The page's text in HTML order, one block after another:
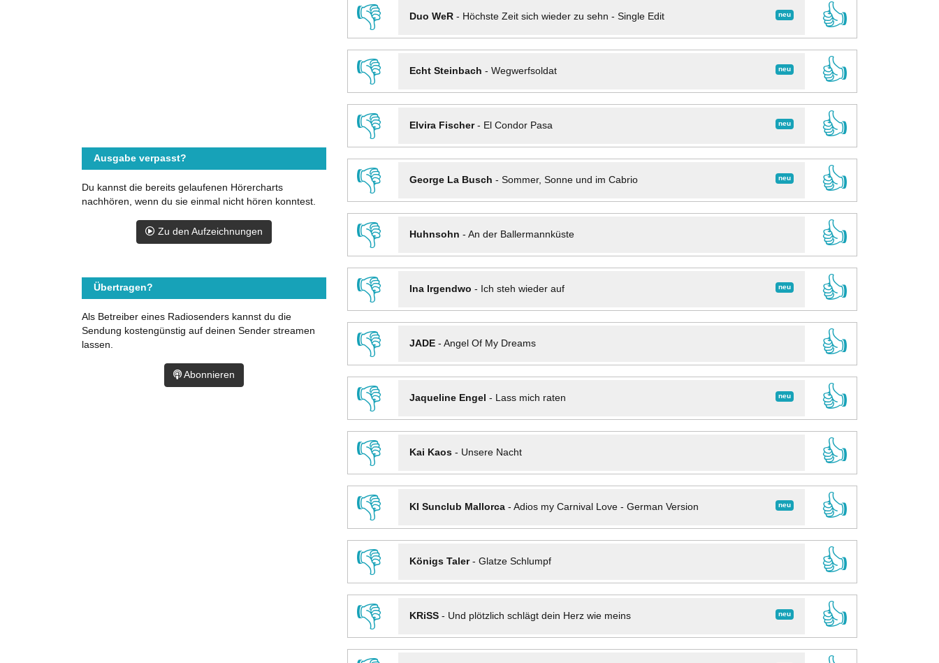
👎
neu
Duo WeR- Höchste Zeit sich wieder zu sehn - Single Edit
👍
👎
neu
Echt Steinbach - Wegwerfsoldat
👍
👎
neu
Elvira Fischer- El Condor Pasa
👍
👎
neu
George La Busch - Sommer, Sonne und im Cabrio
👍
👎
Huhnsohn - An der Ballermannküste
👍
👎
neu
Ina Irgendwo - Ich steh wieder auf
👍
👎
JADE- Angel Of My Dreams
👍
👎
neu
Jaqueline Engel - Lass mich raten
👍
👎
Kai Kaos- Unsere Nacht
👍
👎
neu
KI Sunclub Mallorca- Adios my Carnival Love - German Version
👍
👎
Königs Taler- Glatze Schlumpf
👍
👎
neu
KRiSS- Und plötzlich schlägt dein Herz wie meins
👍
Ausgabe verpasst?
Du kannst die bereits gelaufenen Hörercharts
nachhören, wenn du sie einmal nicht hören konntest.
Zu den Aufzeichnungen
Übertragen?
Als Betreiber eines Radiosenders kannst du die
Sendung kostengünstig auf deinen Sender streamen
lassen.
Abonnieren